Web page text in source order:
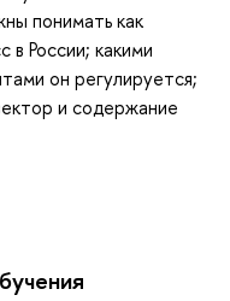
понимать как
в России; какими
он регулируется;
и содержание